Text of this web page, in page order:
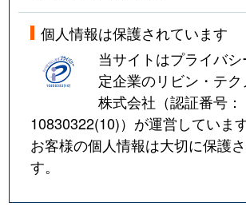
個人情報は保護されています
当サイトはプライバ
定企業のリビン・テ
株式会社（認証番号：
10830322(10)）が運営しています
お客様の個人情報は大切に保護
す。